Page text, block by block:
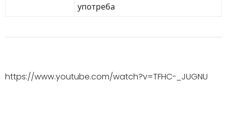
употреба
https://www.youtube.com/watch?v=TFHC-_JUGNU